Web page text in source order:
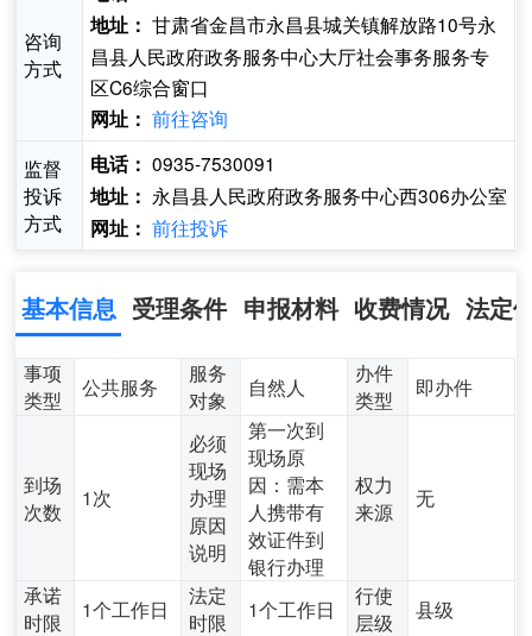
咨询
方式
地址： 甘肃省金昌市永昌县城关镇解放路10号永
昌县人民政府政务服务中心大厅社会事务服务专
区C6综合窗口
网址： 前往咨询
监督
投诉
方式
电话： 0935-7530091
地址： 永昌县人民政府政务服务中心西306办公室
网址： 前往投诉
基本信息 受理条件 申报材料 收费情况 法定
事项
类型
公共服务
服务
对象
自然人
办件
类型
即办件
到场
次数
1次
必须
现场
办理
原因
说明
第一次到
现场原
因：需本
人携带有
效证件到
银行办理
权力
来源
无
承诺
时限
1个工作日
法定
时限
1个工作日
行使
层级
县级